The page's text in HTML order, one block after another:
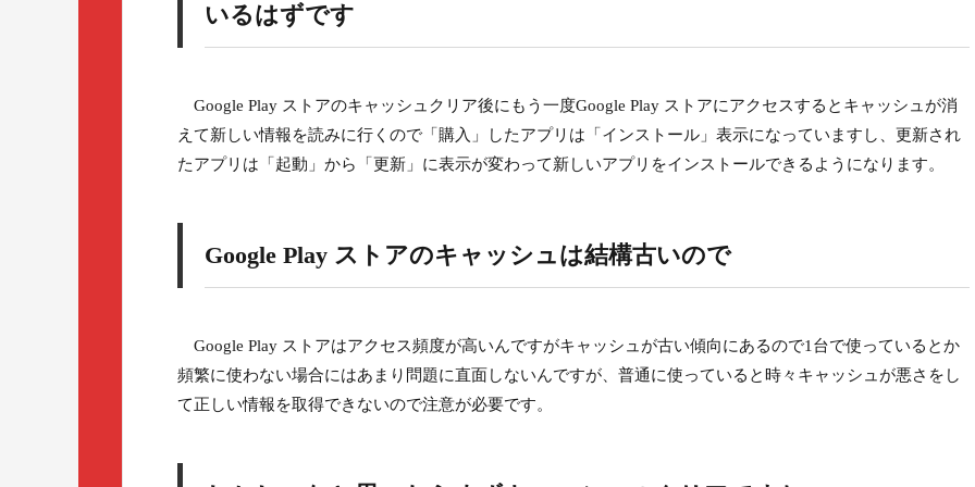
いるはずです
Google Play ストアのキャッシュクリア後にもう一度Google Play ストアにアクセスするとキャッシュが消
えて新しい情報を読みに行くので「購入」したアプリは「インストール」表示になっていますし、更新され
たアプリは「起動」から「更新」に表示が変わって新しいアプリをインストールできるようになります。
Google Play ストアのキャッシュは結構古いので
Google Play ストアはアクセス頻度が高いんですがキャッシュが古い傾向にあるので1台で使っているとか
頻繁に使わない場合にはあまり問題に直面しないんですが、普通に使っていると時々キャッシュが悪さをし
て正しい情報を取得できないので注意が必要です。